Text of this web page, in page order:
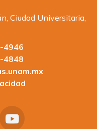
Ciudad Universitaria,
4946
4848